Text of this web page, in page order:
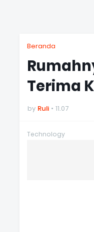
Beranda
Terima
by Ruli 11.07
Technology